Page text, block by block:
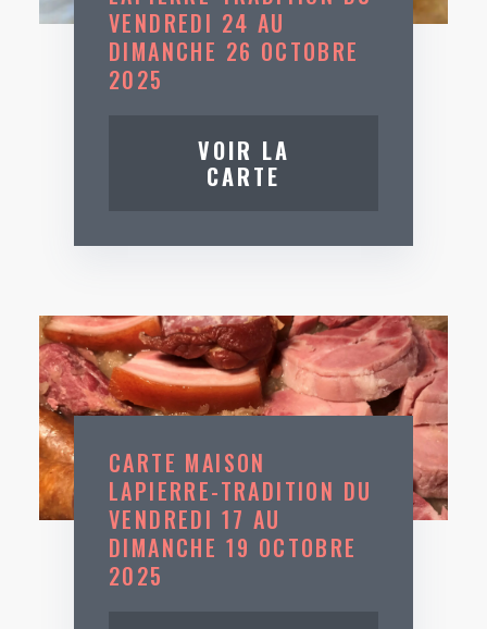
VENDREDI 24 AU
DIMANCHE 26 OCTOBRE
2025
VOIR LA
CARTE
CARTE MAISON
LAPIERRE-TRADITION DU
VENDREDI 17 AU
DIMANCHE 19 OCTOBRE
2025